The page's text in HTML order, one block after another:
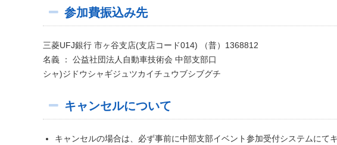
参加費振込み先
三菱UFJ銀行 市ヶ谷支店(支店コード014) （普）1368812
名義 ： 公益社団法人自動車技術会 中部支部口
シャ)ジドウシャギジュツカイチュウブシブグチ
キャンセルについて
キャンセルの場合は、 必ず事前に中部支部イベント参加受付システムにて